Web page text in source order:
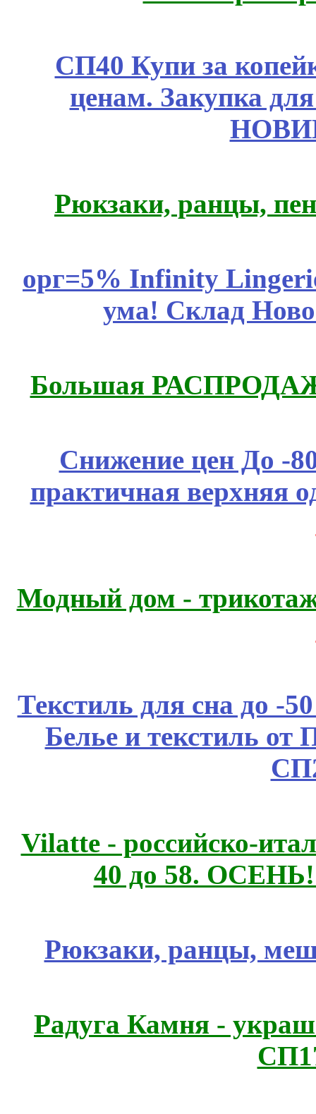
СП40 Купи за
ценам. Закупка
Рюкзаки, ранцы,
орг=5% Infinity
ума! Склад
Большая
Снижение цен До -
практичная верхняя
Модный дом -
Текстиль для сна до
Белье и текстиль от
Vilatte - российско-
40 до 58.
Рюкзаки, ранцы,
Радуга Камня -